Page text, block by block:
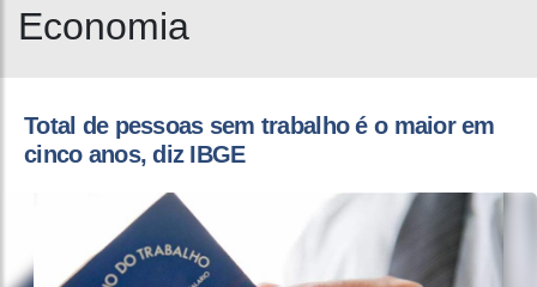
Economia
Total de pessoas sem trabalho é o maior em
cinco anos, diz IBGE